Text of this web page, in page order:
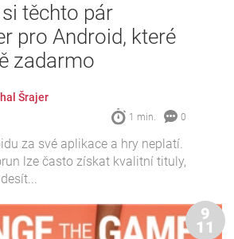
těchto pár
pro Android, které
zadarmo
Šrajer
1 min. 0
za své aplikace a hry neplatí.
lze často získat kvalitní tituly,
9
11